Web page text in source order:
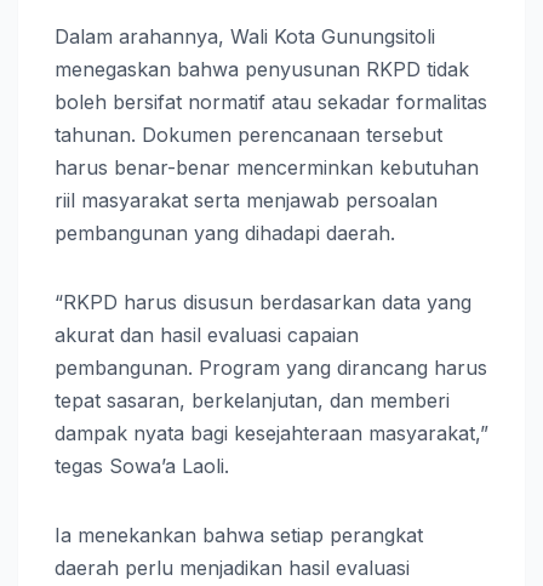
Dalam arahannya, Wali Kota Gunungsitoli
menegaskan bahwa penyusunan RKPD tidak
boleh bersifat normatif atau sekadar formalitas
tahunan. Dokumen perencanaan tersebut
harus benar-benar mencerminkan kebutuhan
riil masyarakat serta menjawab persoalan
pembangunan yang dihadapi daerah.
“RKPD harus disusun berdasarkan data yang
akurat dan hasil evaluasi capaian
pembangunan. Program yang dirancang harus
tepat sasaran, berkelanjutan, dan memberi
dampak nyata bagi kesejahteraan masyarakat,”
tegas Sowa’a Laoli.
Ia menekankan bahwa setiap perangkat
daerah perlu menjadikan hasil evaluasi